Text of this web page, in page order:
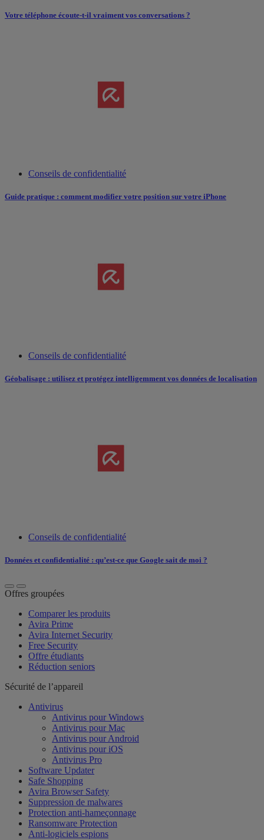
Votre téléphone écoute-t-il vraiment vos conversations ?
Conseils de confidentialité
Guide pratique : comment modifier votre position sur votre iPhone
Conseils de confidentialité
Géobalisage : utilisez et protégez intelligemment vos données de localisation
Conseils de confidentialité
Données et confidentialité : qu’est-ce que Google sait de moi ?
Offres groupées
Comparer les produits
Avira Prime
Avira Internet Security
Free Security
Offre étudiants
Réduction seniors
Sécurité de l’appareil
Antivirus
Antivirus pour Windows
Antivirus pour Mac
Antivirus pour Android
Antivirus pour iOS
Antivirus Pro
Software Updater
Safe Shopping
Avira Browser Safety
Suppression de malwares
Protection anti-hameçonnage
Ransomware Protection
Anti-logiciels espions